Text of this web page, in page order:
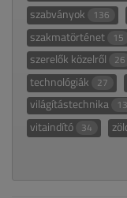
szabványok 136
szakmatörténet 15
szerelők közelről 26
technológiák 27
világítástechnika
vitaindító 34